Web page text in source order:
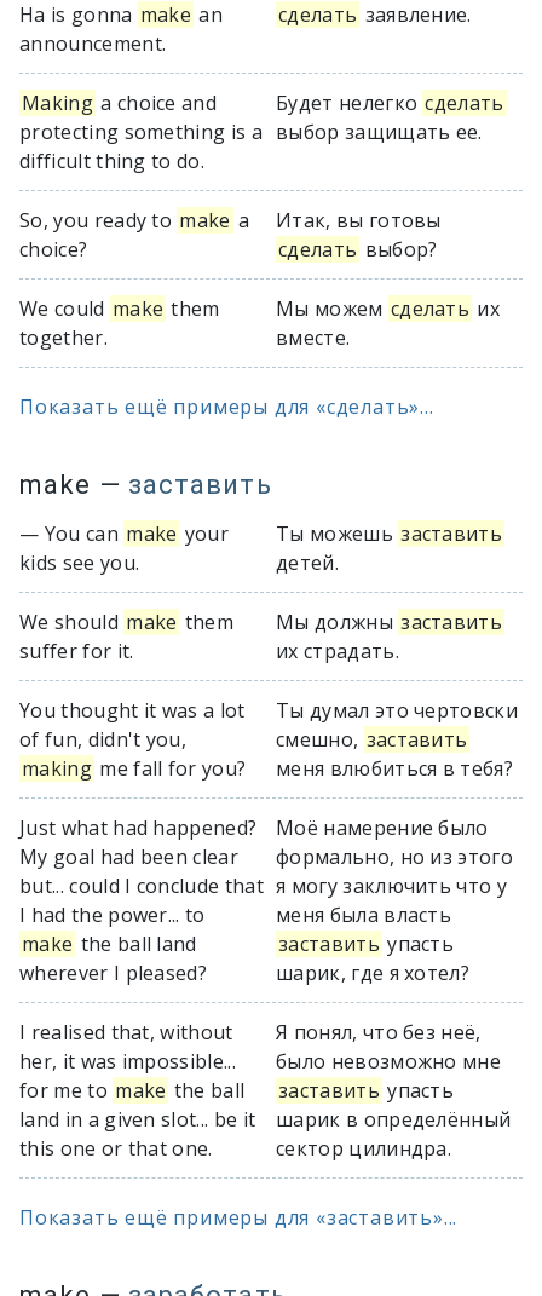
Ha is gonna make an
announcement.
сделать заявление.
Making a choice and
protecting something is a
difficult thing to do.
Будет нелегко сделать
выбор защищать ее.
So, you ready to make a
choice?
Итак, вы готовы
сделать выбор?
We could make them
together.
Мы можем сделать их
вместе.
Показать ещё примеры для «сделать»...
make — заставить
— You can make your
kids see you.
Ты можешь заставить
детей.
We should make them
suffer for it.
Мы должны заставить
их страдать.
You thought it was a lot
of fun, didn't you,
making me fall for you?
Ты думал это чертовски
смешно, заставить
меня влюбиться в тебя?
Just what had happened?
My goal had been clear
but... could I conclude that
I had the power... to
make the ball land
wherever I pleased?
Моё намерение было
формально, но из этого
я могу заключить что у
меня была власть
заставить упасть
шарик, где я хотел?
I realised that, without
her, it was impossible...
for me to make the ball
land in a given slot... be it
this one or that one.
Я понял, что без неё,
было невозможно мне
заставить упасть
шарик в определённый
сектор цилиндра.
Показать ещё примеры для «заставить»...